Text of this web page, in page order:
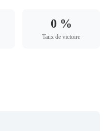
0 %
Taux de victoire